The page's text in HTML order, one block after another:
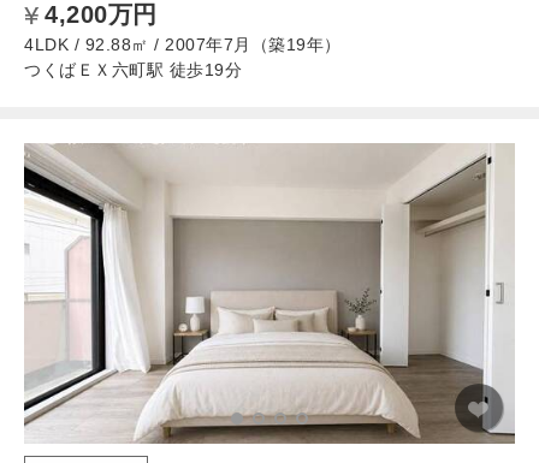
4,200万円
4LDK / 92.88㎡ / 2007年7月（築19年）
つくばＥＸ六町駅 徒歩19分